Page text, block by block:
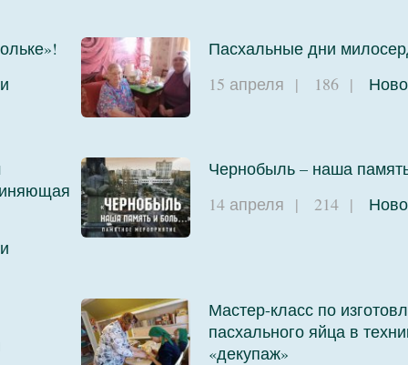
Пасхальные дни
15 апреля | 186 |
Чернобыль – наша
14 апреля | 214 |
Мастер-класс по
пасхального яйца в
«декупаж»